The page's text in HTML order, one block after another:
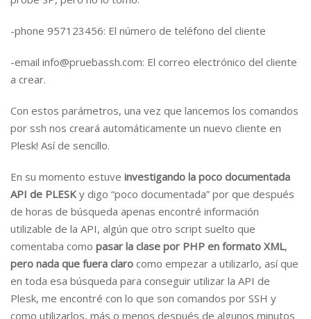
-phone 957123456: El número de teléfono del cliente
-email info@pruebassh.com: El correo electrónico del cliente
a crear.
Con estos parámetros, una vez que lancemos los comandos
por ssh nos creará automáticamente un nuevo cliente en
Plesk! Así de sencillo.
En su momento estuve investigando la poco documentada
API de PLESK y digo “poco documentada” por que después
de horas de búsqueda apenas encontré información
utilizable de la API, algún que otro script suelto que
comentaba como pasar la clase por PHP en formato XML,
pero nada que fuera claro como empezar a utilizarlo, así que
en toda esa búsqueda para conseguir utilizar la API de
Plesk, me encontré con lo que son comandos por SSH y
como utilizarlos, más o menos después de algunos minutos